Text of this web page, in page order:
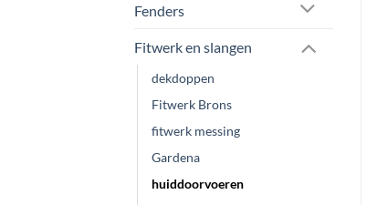
Fenders
Fitwerk en slangen
dekdoppen
Fitwerk Brons
fitwerk messing
Gardena
huiddoorvoeren